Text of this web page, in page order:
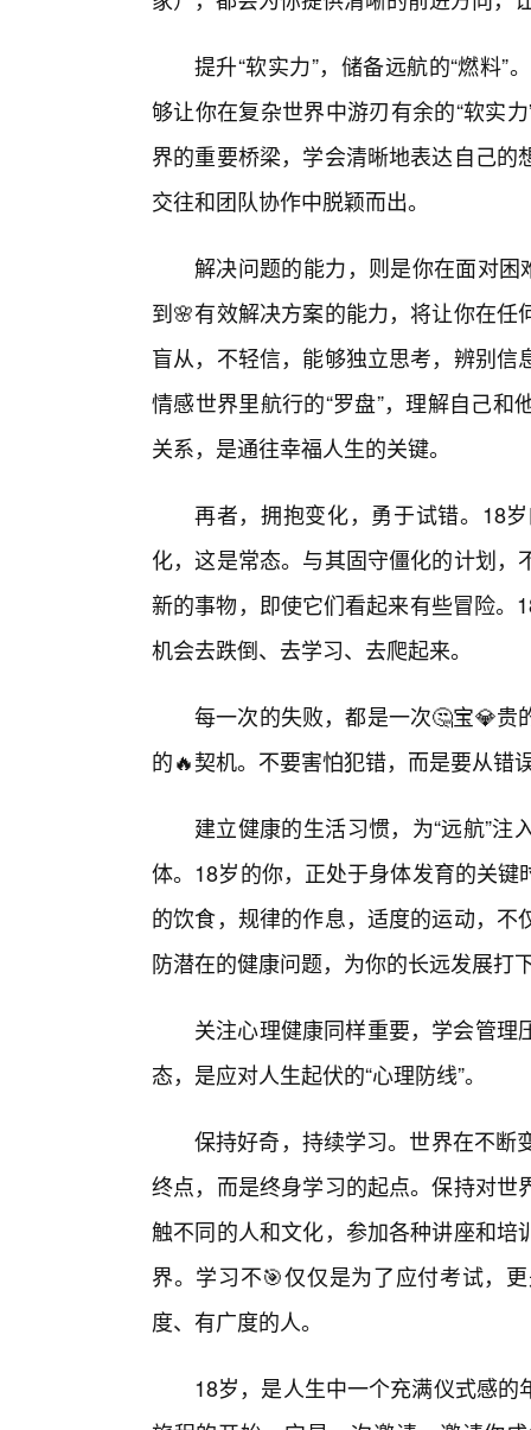
提升“软实力”，储备远航的“燃料
够让你在复杂世界中游刃有余的“软实
界的重要桥梁，学会清晰地表达自己
交往和团队协作中脱颖而出。
解决问题的能力，则是你在面对困
到🌸有效解决方案的能力，将让你在
盲从，不轻信，能够独立思考，辨别
情感世界里航行的“罗盘”，理解自己
关系，是通往幸福人生的关键。
再者，拥抱变化，勇于试错。18
化，这是常态。与其固守僵化的计划
新的事物，即使它们看起来有些冒险
机会去跌倒、去学习、去爬起来。
每一次的失败，都是一次🤔宝💎贵
的🔥契机。不要害怕犯错，而是要从错
建立健康的生活习惯，为“远航”
体。18岁的你，正处于身体发育的关
的饮食，规律的作息，适度的运动，
防潜在的健康问题，为你的长远发展打
关注心理健康同样重要，学会管
态，是应对人生起伏的“心理防线”。
保持好奇，持续学习。世界在不断
终点，而是终身学习的起点。保持对
触不同的人和文化，参加各种讲座和
界。学习不🎯仅仅是为了应付考试，
度、有广度的人。
18岁，是人生中一个充满仪式感